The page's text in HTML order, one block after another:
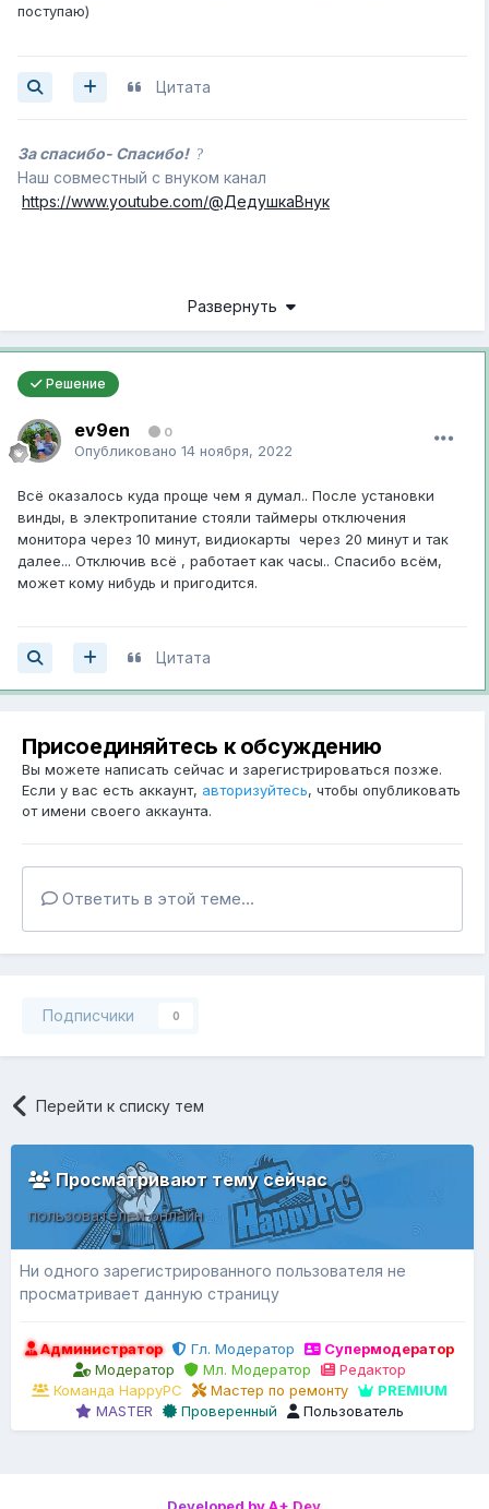
поступаю)
Цитата
За спасибо- Спасибо! ?
Наш совместный с внуком канал
https://www.youtube.com/@ДедушкаВнук
Развернуть
Решение
ev9en 0
Опубликовано 14 ноября, 2022
Всё оказалось куда проще чем я думал.. После установки
винды, в электропитание стояли таймеры отключения
монитора через 10 минут, видиокарты через 20 минут и так
далее... Отключив всё , работает как часы.. Спасибо всём,
может кому нибудь и пригодится.
Цитата
Присоединяйтесь к обсуждению
Вы можете написать сейчас и зарегистрироваться позже.
Если у вас есть аккаунт, авторизуйтесь, чтобы опубликовать
от имени своего аккаунта.
Ответить в этой теме...
Подписчики 0
Перейти к списку тем
Просматривают тему сейчас0
пользователей онлайн
Ни одного зарегистрированного пользователя не
просматривает данную страницу
Администратор Гл. Модератор
Супермодератор
Модератор
Мл. Модератор
Редактор
Команда HappyPC
Мастер по ремонту
PREMIUM
MASTER
Проверенный Пользователь
Developed by A+ Dev